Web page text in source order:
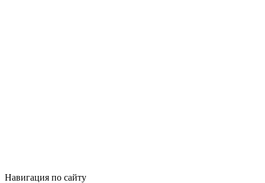
Навигация по сайту